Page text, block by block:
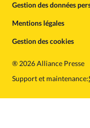
Gestion des données
Mentions légales
Gestion des cookies
®2026 Alliance Presse
Support et maintenance: